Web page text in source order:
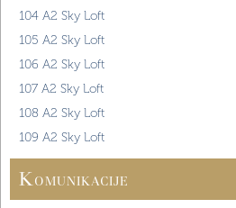
104 A2 Sky Loft
105 A2 Sky Loft
106 A2 Sky Loft
107 A2 Sky Loft
108 A2 Sky Loft
109 A2 Sky Loft
KOMUNIKACIJE